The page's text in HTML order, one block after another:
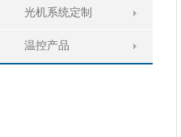
光机系统定制
温控产品